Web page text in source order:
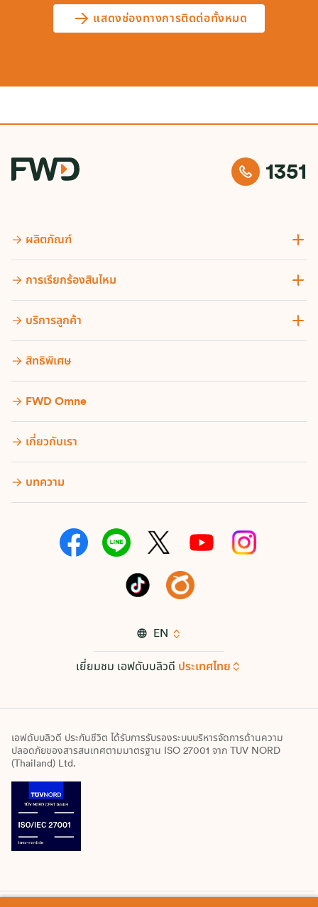
แสดงช่องทางการติดต่อทั้งหมด
1351
ผลิตภัณฑ์
การเรียกร้องสินไหม
บริการลูกค้า
สิทธิพิเศษ
FWD Omne
เกี่ยวกับเรา
บทความ
EN
เยี่ยมชม เอฟดับบลิวดี ประเทศไทย
เอฟดับบลิวดี ประกันชีวิต ได้รับการรับรองระบบบริหารจัดการด้านความ
ปลอดภัยของสารสนเทศตามมาตรฐาน ISO 27001 จาก TUV NORD
(Thailand) Ltd.